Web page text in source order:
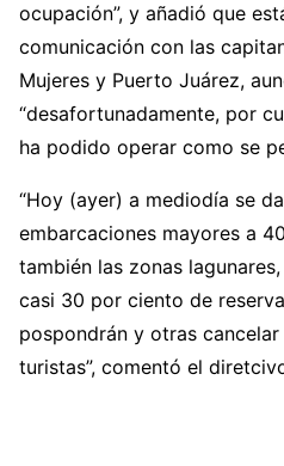
ocupación”, y añadió que
comunicación con las
Mujeres y Puerto Juárez,
“desafortunadamente, por
ha podido operar como se
“Hoy (ayer) a mediodía se
embarcaciones mayores a
también las zonas
casi 30 por ciento de
pospondrán y otras
turistas”, comentó el